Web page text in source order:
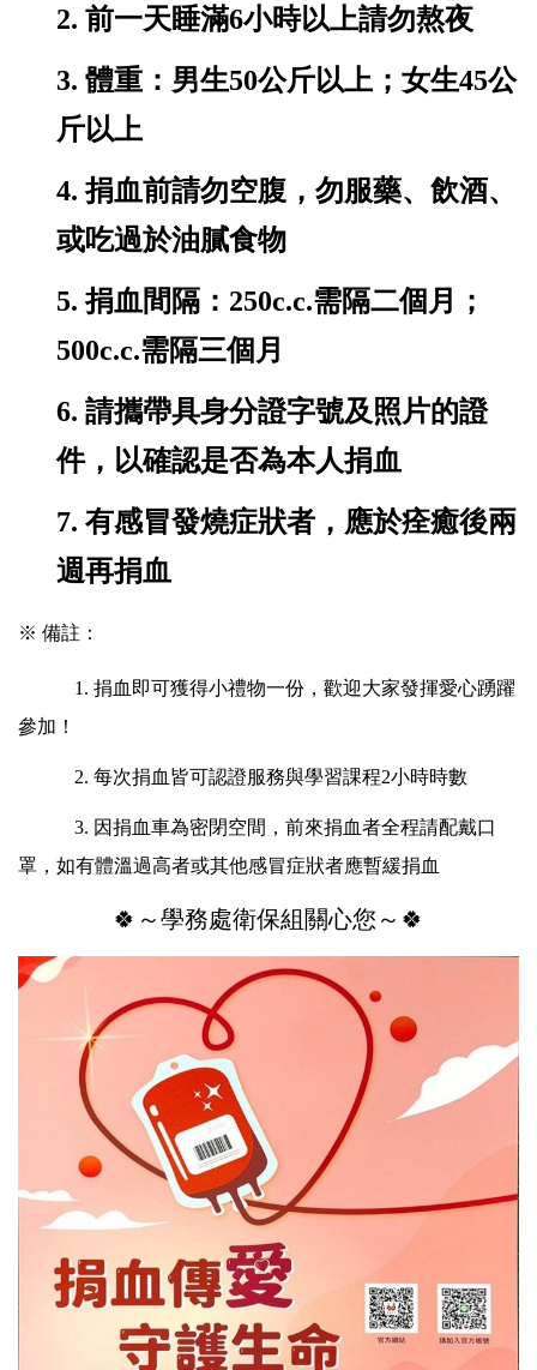
2. 前一天睡滿6小時以上請勿熬夜
3. 體重：男生50公斤以上；女生45公
斤以上
4.捐血前請勿空腹，勿服藥、飲酒、
或吃過於油膩食物
5.捐血間隔：250c.c.需隔二個月；
500c.c.需隔三個月
6. 請攜帶具身分證字號及照片的證
件，以確認是否為本人捐血
7. 有感冒發燒症狀者，應於痊癒後兩
週再捐血
※ 備註：
1.捐血即可獲得小禮物一份，歡迎大家發揮愛心踴躍
參加！
2.每次捐血皆可認證服務與學習課程2小時時數
3. 因捐血車為密閉空間，前來捐血者全程請配戴口
罩，如有體溫過高者或其他感冒症狀者應暫緩捐血
🍀～學務處衛保組關心您～🍀